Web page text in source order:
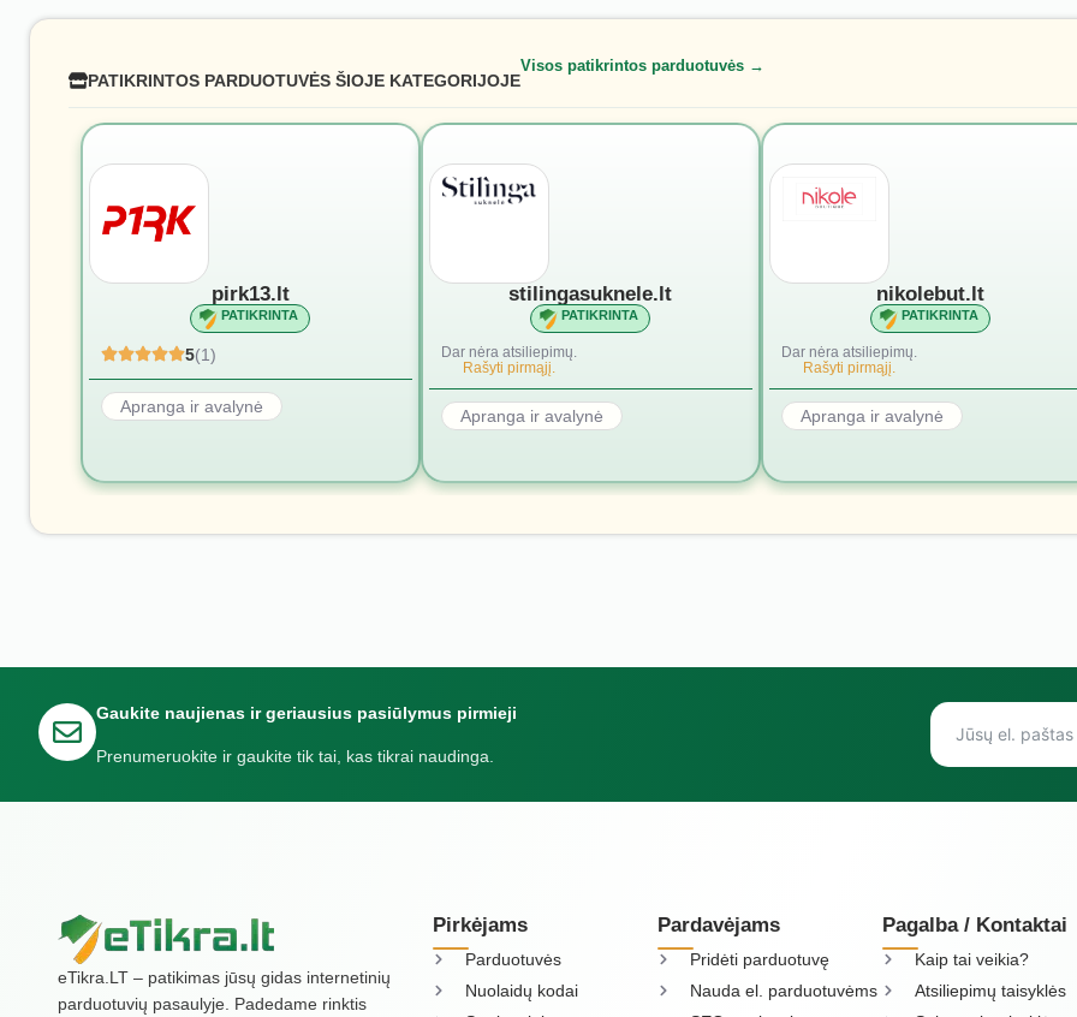
PATIKRINTOS PARDUOTUVĖS ŠIOJE KATEGORIJOJE
Visos patikrintos parduotuvės →
pirk13.lt
PATIKRINTA
5(1)
Apranga ir avalynė
stilingasuknele.lt
PATIKRINTA
Dar nėra atsiliepimų.
Rašyti pirmąjį.
Apranga ir avalynė
nikolebut.lt
PATIKRINTA
Dar nėra atsiliepimų.
Rašyti pirmąjį.
Apranga ir avalynė
Gaukite naujienas ir geriausius pasiūlymus pirmieji
Prenumeruokite ir gaukite tik tai, kas tikrai naudinga.
eTikra.LT – patikimas jūsų gidas internetinių
parduotuvių pasaulyje. Padedame rinktis
Pirkėjams
Parduotuvės
Nuolaidų kodai
Pardavėjams
Pridėti parduotuvę
Nauda el. parduotuvėms
Pagalba / Kontaktai
Kaip tai veikia?
Atsiliepimų taisyklės